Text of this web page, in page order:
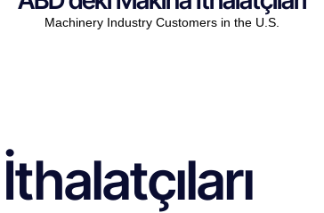
Machinery Industry Customers in the U.S.